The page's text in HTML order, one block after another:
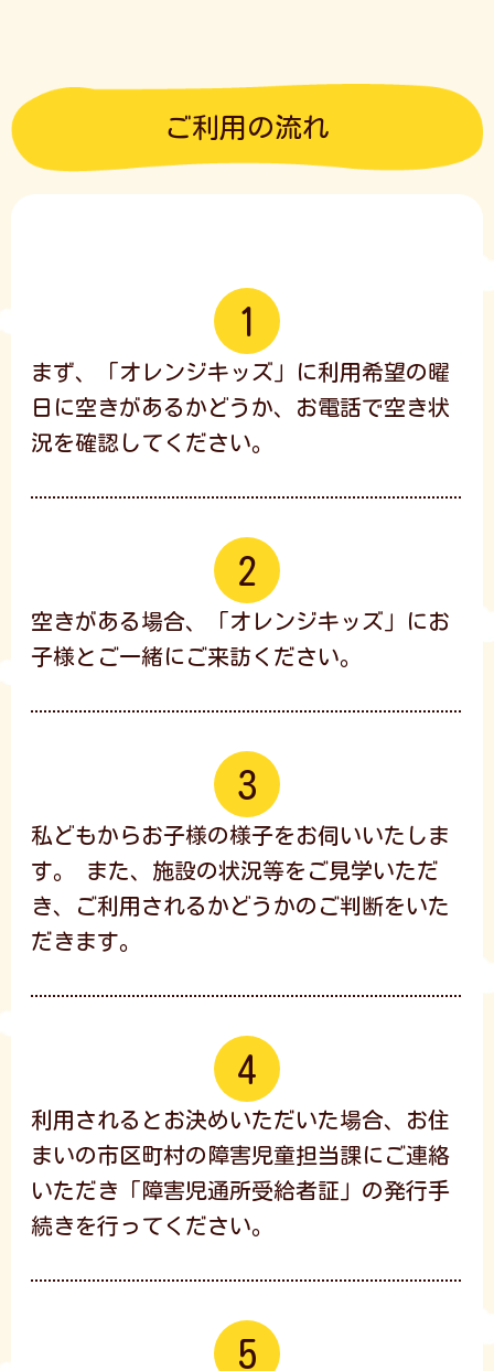
ご利用の流れ
まず、「オレンジキッズ」に利用希望の曜
日に空きがあるかどうか、
お電話で空き状
況を確認してください。
空きがある場合、「オレンジキッズ」にお
子様とご一緒にご来訪ください。
私どもからお子様の様子をお伺いいたしま
す。 また、施設の状況等をご見学いただ
き、ご利用されるかどうかのご判断をいた
だきます。
利用されるとお決めいただいた場合、お住
まいの市区町村の障害児童担当課にご連絡
いただき「障害児通所受給者証」の発行手
続きを行ってください。